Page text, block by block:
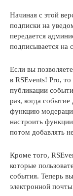
Начиная с этой
подписки на
передается
подписывается на
Если вы
в RSEvents! Pro,
публикации
раз, когда
функцию
настроить
потом добавлять
Кроме того,
которые
события. Теперь
электронной